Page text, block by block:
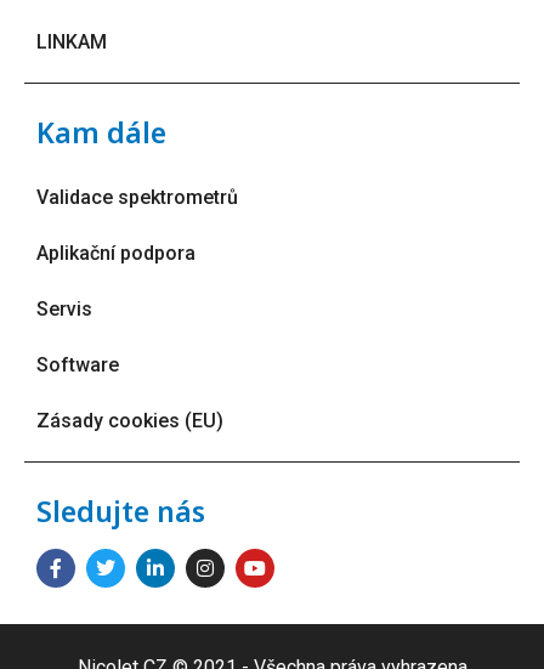
LINKAM
Kam dále
Validace spektrometrů
Aplikační podpora
Servis
Software
Zásady cookies (EU)
Sledujte nás